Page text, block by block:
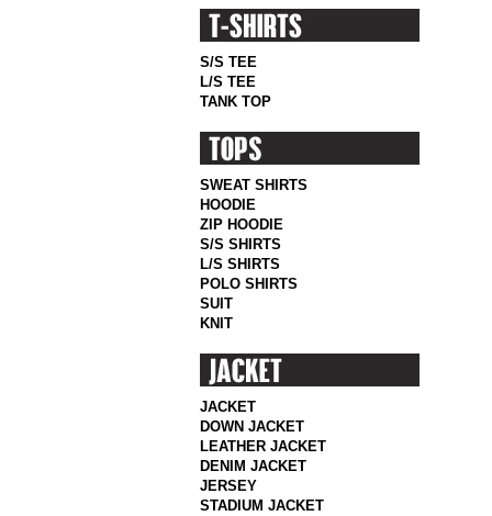
S/S TEE
L/S TEE
TANK TOP
SWEAT SHIRTS
HOODIE
ZIP HOODIE
S/S SHIRTS
L/S SHIRTS
POLO SHIRTS
SUIT
KNIT
JACKET
DOWN JACKET
LEATHER JACKET
DENIM JACKET
JERSEY
STADIUM JACKET